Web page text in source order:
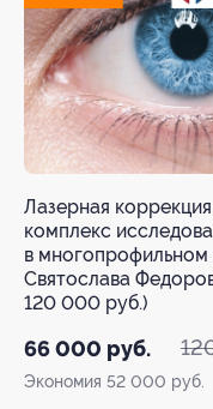
Лазерная
комплекс
в
Святослава
120 000 руб.)
66 000 руб.
Экономия 52 000 руб.